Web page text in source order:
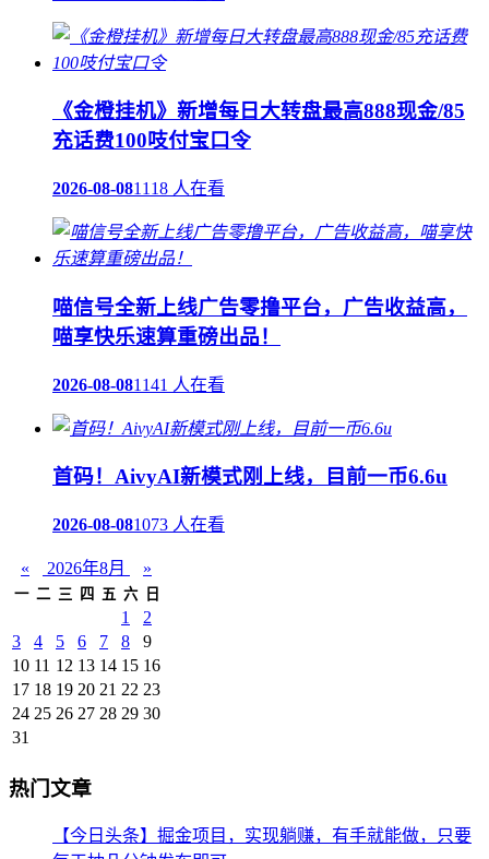
《金橙挂机》新增每日大转盘最高888现金/85
充话费100吱付宝口令
2026-08-081118 人在看
喵信号全新上线广告零撸平台，广告收益高，
喵享快乐速算重磅出品！
2026-08-081141 人在看
首码！AivyAI新模式刚上线，目前一币6.6u
2026-08-081073 人在看
« 2026年8月 »
一 二 三 四 五 六 日
1
2
3
4 5 6 7 8
9
10 11 12 13 14 15 16
17 18 19 20 21 22 23
24 25 26 27 28 29 30
31
热门文章
【今日头条】掘金项目，实现躺赚，有手就能做，只要